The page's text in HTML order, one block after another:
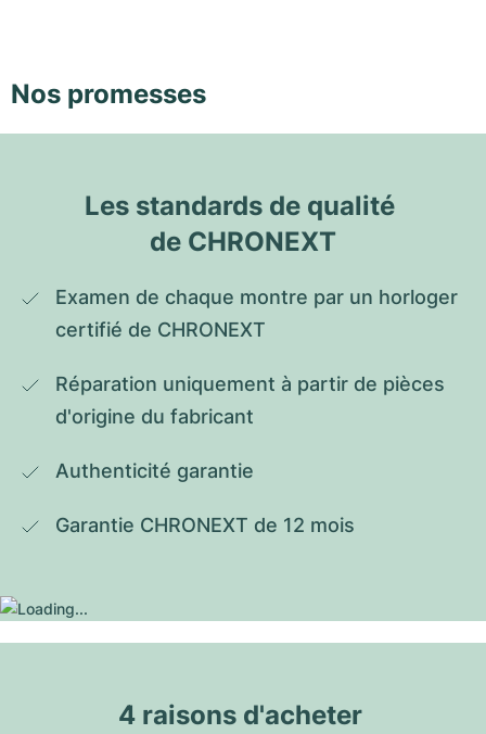
Nos promesses
Les standards de qualité
de CHRONEXT
Examen de chaque montre par un horloger
certifié de CHRONEXT
Réparation uniquement à partir de pièces
d'origine du fabricant
Authenticité garantie
Garantie CHRONEXT de 12 mois
4 raisons d'acheter